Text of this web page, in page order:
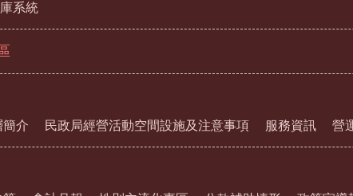
系統
簡介 民政局經營活動空間設施及注意事項 服務資訊 營